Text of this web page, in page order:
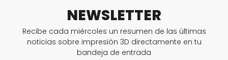
NEWSLETTER
Recibe cada miércoles un resumen de las últimas
noticias sobre impresión 3D directamente en tu
bandeja de entrada